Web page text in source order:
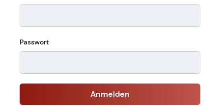
Passwort
Anmelden